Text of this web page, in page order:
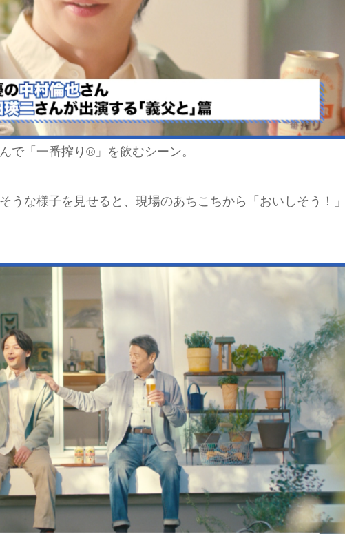
で「一番搾り®」を飲むシーン。
うな様子を見せると、現場のあちこちから「おいしそう！」